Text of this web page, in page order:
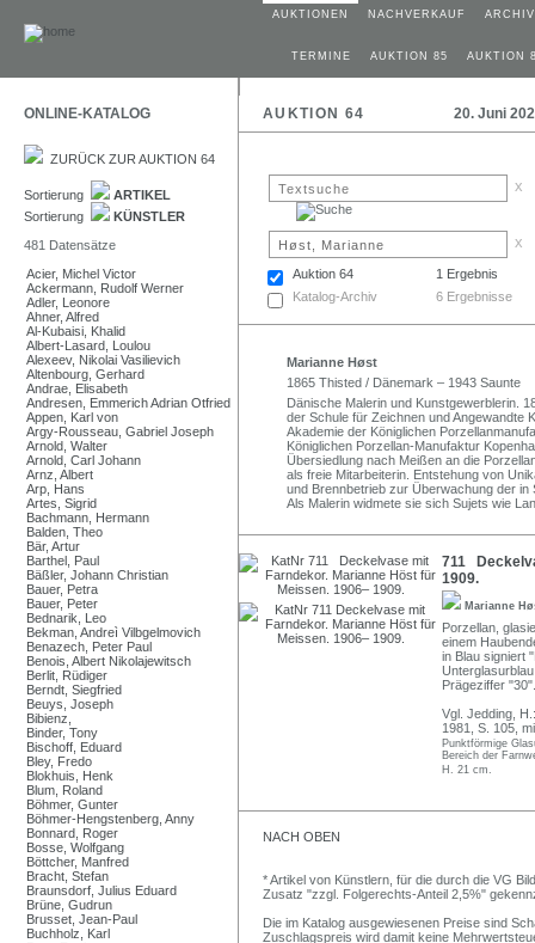
AUKTIONEN NACHVERKAUF ARCHIV
TERMINE AUKTION 85 AUKTION
ONLINE-KATALOG AUKTION 64 20. Juni
ZURÜCK ZUR AUKTION 64
Sortierung
ARTIKEL
Sortierung
KÜNSTLER
481 Datensätze
Acier, Michel Victor
Ackermann, Rudolf Werner
Adler, Leonore
Ahner, Alfred
Al-Kubaisi, Khalid
Albert-Lasard, Loulou
Alexeev, Nikolai Vasilievich
Altenbourg, Gerhard
Andrae, Elisabeth
Andresen, Emmerich Adrian Otfried
Appen, Karl von
Argy-Rousseau, Gabriel Joseph
Arnold, Walter
Arnold, Carl Johann
Arnz, Albert
Arp, Hans
Artes, Sigrid
Bachmann, Hermann
Balden, Theo
Bär, Artur
Barthel, Paul
Bäßler, Johann Christian
Bauer, Petra
Bauer, Peter
Bednarik, Leo
Bekman, Andreì Vilbgelmovich
Benazech, Peter Paul
Benois, Albert Nikolajewitsch
Berlit, Rüdiger
Berndt, Siegfried
Beuys, Joseph
Bibienz,
Binder, Tony
Bischoff, Eduard
Bley, Fredo
Blokhuis, Henk
Blum, Roland
Böhmer, Gunter
Böhmer-Hengstenberg, Anny
Bonnard, Roger
Bosse, Wolfgang
Böttcher, Manfred
Bracht, Stefan
Braunsdorf, Julius Eduard
Brüne, Gudrun
Brusset, Jean-Paul
Buchholz, Karl
x
x
Auktion 64
1 Ergebnis
Katalog-Archiv
6 Ergebnisse
Marianne Høst
1865 Thisted / Dänemark – 1943 Saunte
Dänische Malerin und Kunstgewerblerin.
der Schule für Zeichnen und Angewandte
Akademie der Königlichen
Königlichen Porzellan-Manufaktur
Übersiedlung nach Meißen an die
als freie Mitarbeiterin. Entstehung von
und Brennbetrieb zur Überwachung der
Als Malerin widmete sie sich Sujets wie
711
1909.
Marianne
Porzellan,
einem
in Blau signiert
Prägeziffer "30".
Vgl. Jedding,
1981, S. 105,
Punktförmige
Bereich der
H. 21 cm.
NACH OBEN
* Artikel von Künstlern, für die durch die VG
Zusatz "zzgl. Folgerechts-Anteil 2,5%"
Die im Katalog ausgewiesenen Preise sind
Zuschlagspreis wird damit keine